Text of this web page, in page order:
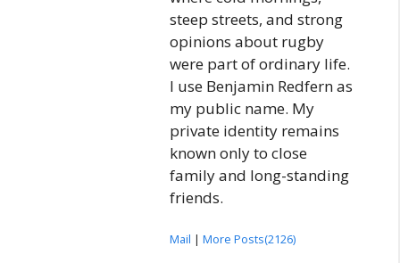
steep streets, and strong
opinions about rugby
were part of ordinary life.
I use Benjamin Redfern as
my public name. My
private identity remains
known only to close
family and long-standing
friends.
Mail | More Posts(2126)